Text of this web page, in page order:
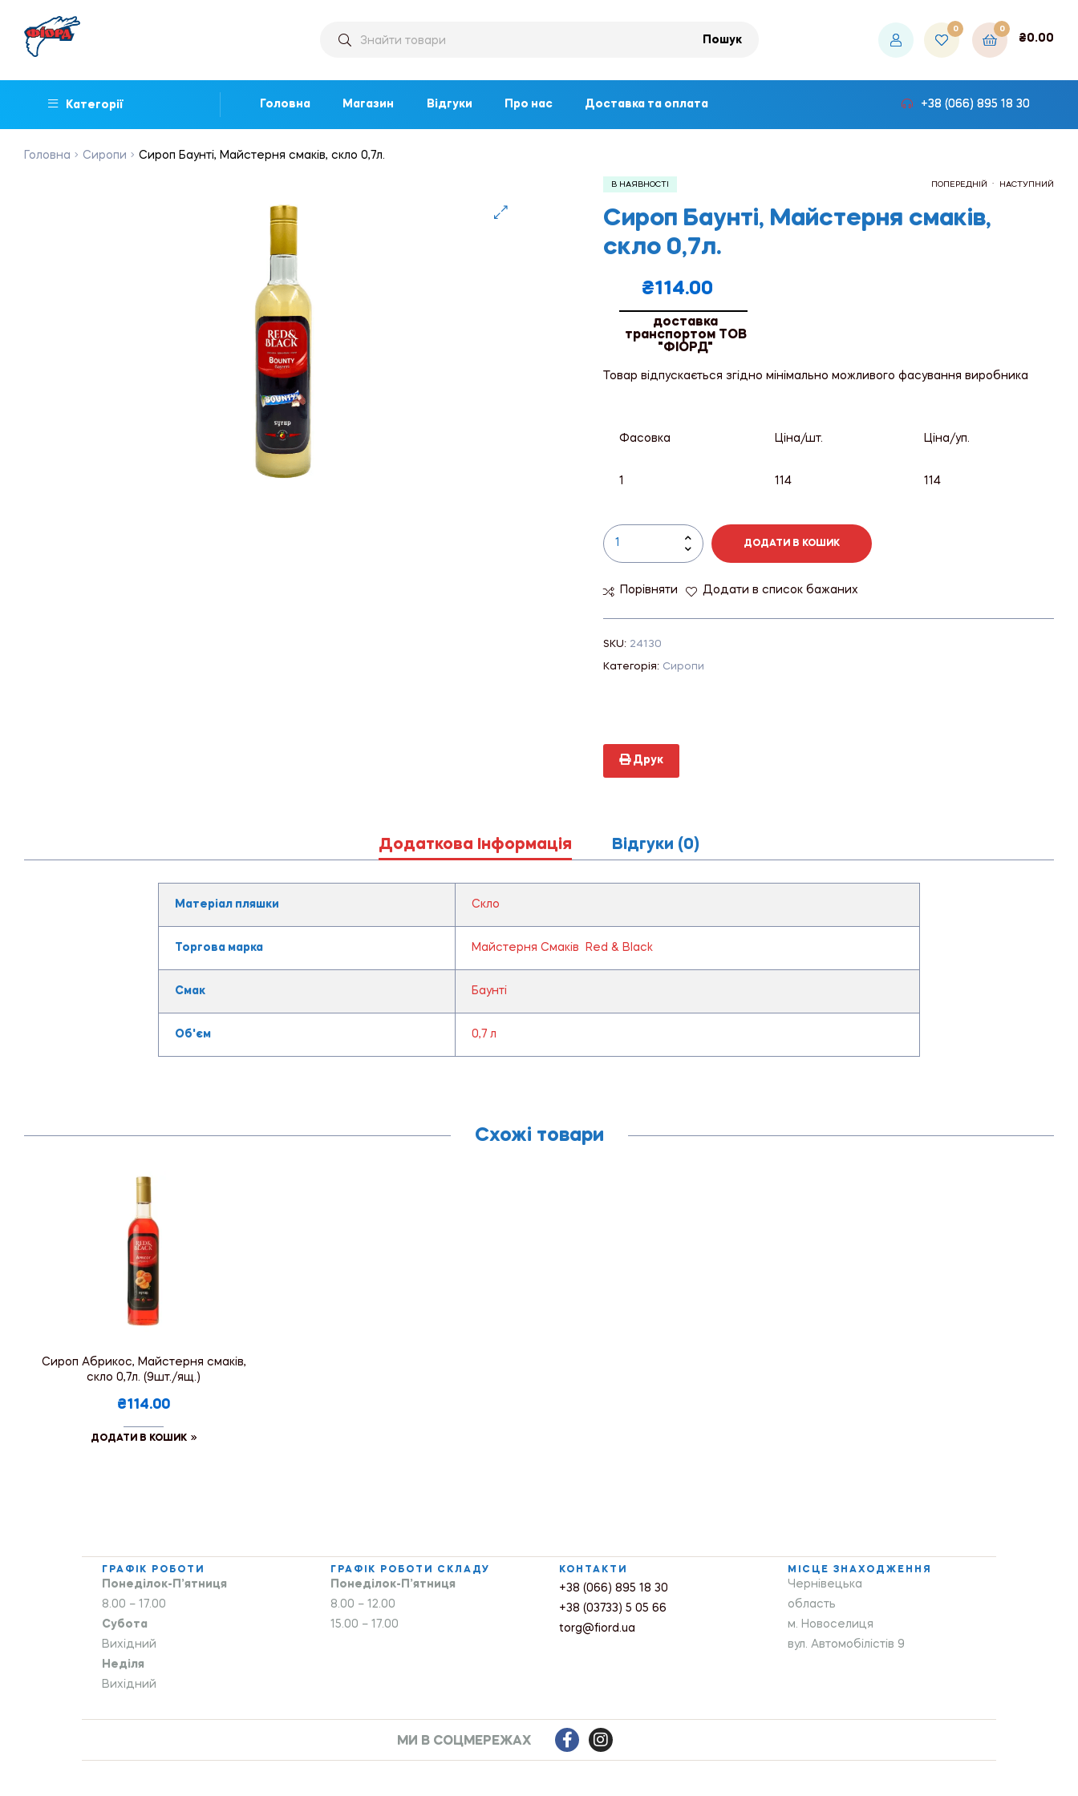
Пошук
0 0
₴0.00
Категорії Головна Магазин Відгуки Про нас Доставка та оплата +38 (066) 895 18 30
Головна Сиропи Сироп Баунті, Майстерня смаків, скло 0,7л.
ПОПЕРЕДНІЙ НАСТУПНИЙ
В НАЯВНОСТІ
Сироп Баунті, Майстерня смаків,
скло 0,7л.
₴114.00
доставка
транспортом ТОВ
"ФІОРД"
Товар відпускається згідно мінімально можливого фасування виробника
Фасовка Ціна/шт. Ціна/уп.
1 114 114
ДОДАТИ В КОШИК
Порівняти Додати в список бажаних
SKU: 24130
Категорія: Сиропи
Друк
Додаткова Інформація Відгуки (0)
Матеріал пляшки Скло
Торгова марка Майстерня Смаків Red & Black
Смак Баунті
Об'єм 0,7 л
Схожі товари
Сироп Абрикос, Майстерня смаків,
скло 0,7л. (9шт./ящ.)
₴114.00
ДОДАТИ В КОШИК
ГРАФІК РОБОТИ
Понеділок-П’ятниця
8.00 – 17.00
Субота
Вихідний
Неділя
Вихідний
ГРАФІК РОБОТИ СКЛАДУ
Понеділок-П’ятниця
8.00 – 12.00
15.00 – 17.00
КОНТАКТИ
+38 (066) 895 18 30
+38 (03733) 5 05 66
torg@fiord.ua
МІСЦЕ ЗНАХОДЖЕННЯ
Чернівецька
область
м. Новоселиця
вул. Автомобілістів 9
МИ В СОЦМЕРЕЖАХ